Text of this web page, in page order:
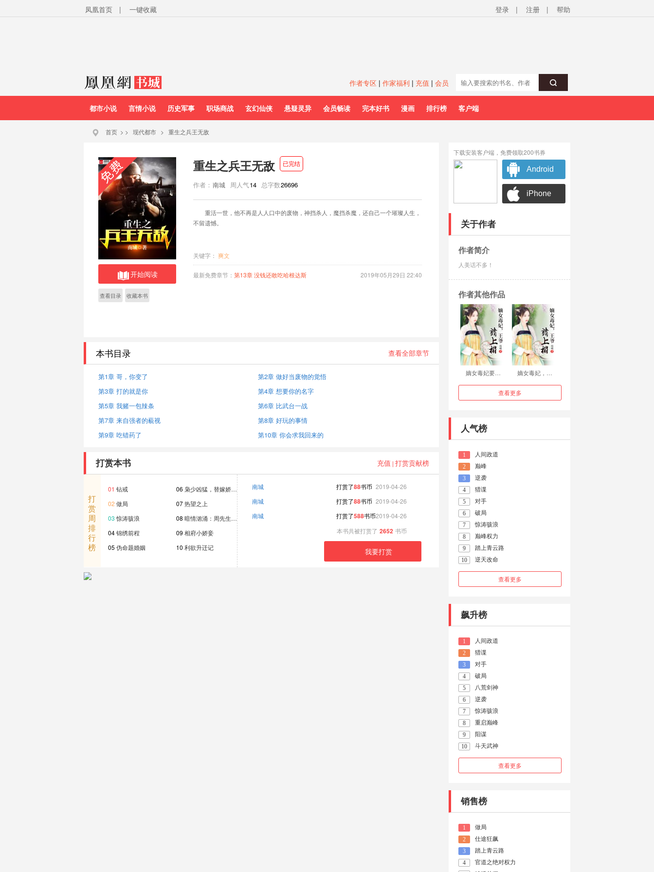
登录 | 注册 | 帮助
凤凰首页 | 一键收藏
作者专区 | 作家福利 | 充值 | 会员
都市小说 言情小说 历史军事 职场商战 玄幻仙侠 悬疑灵异 会员畅读 完本好书 漫画 排行榜 客户端
首页 > > 现代都市 > 重生之兵王无敌
开始阅读
查看目录 收藏本书
重生之兵王无敌 已完结
作者： 南城 周人气14 总字数26696
重活一世，他不再是人人口中的废物，神挡杀人，魔挡杀魔，还自己一个璀璨人生，
不留遗憾。
关键字： 爽文
最新免费章节： 第13章 没钱还敢吃哈根达斯 2019年05月29日 22:40
本书目录 查看全部章节
第1章 哥，你变了
第2章 做好当废物的觉悟
第3章 打的就是你
第4章 想要你的名字
第5章 我赌一包辣条
第6章 比武台一战
第7章 来自强者的藐视
第8章 好玩的事情
第9章 吃错药了
第10章 你会求我回来的
充值 | 打赏贡献榜
打赏本书
打
赏
周
排
行
榜
01 钻戒
02 做局
03 惊涛骇浪
04锦绣前程
05 伪命题婚姻
06 枭少凶猛，替嫁娇…
07热望之上
08 暗情汹涌：周先生…
09 相府小娇妾
10 利欲升迁记
2019-04-26
南城 打赏了88书币
2019-04-26
南城 打赏了88书币
2019-04-26
南城 打赏了588书币
本书共被打赏了 2652 书币
我要打赏
下载安装客户端，免费领取200书券
Android
iPhone
关于作者
作者简介
人美话不多！
作者其他作品
嫡女毒妃要… 嫡女毒妃，…
查看更多
人气榜
1 人间政道
2 巅峰
3 逆袭
4 猎谍
5 对手
6 破局
7 惊涛骇浪
8 巅峰权力
9 踏上青云路
10 逆天改命
查看更多
飙升榜
1 人间政道
2 猎谍
3 对手
4 破局
5 八荒剑神
6 逆袭
7 惊涛骇浪
8 重启巅峰
9 阳谋
10 斗天武神
查看更多
销售榜
1 做局
2 仕途狂飙
3 踏上青云路
4 官道之绝对权力